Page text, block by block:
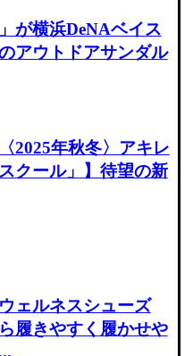
が横浜DeNAベイス
アウトドアサンダル
2025年秋冬〉アキレ
クール」】待望の新
ェルネスシューズ
履きやすく履かせや